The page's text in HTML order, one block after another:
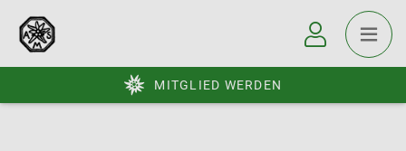
MITGLIED WERDEN